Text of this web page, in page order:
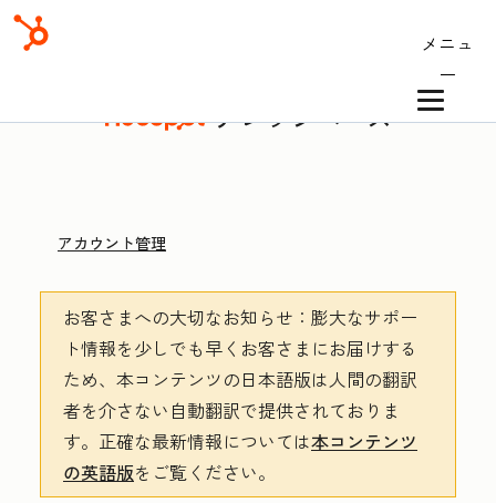
メニュ
ー
ナレッジベース
アカウント管理
お客さまへの大切なお知らせ ：膨大なサポー
ト情報を少しでも早くお客さまにお届けする
ため、本コンテンツの日本語版は人間の翻訳
者を介さない自動翻訳で提供されておりま
す。 正確な最新情報については本コンテンツ
の英語版をご覧ください。